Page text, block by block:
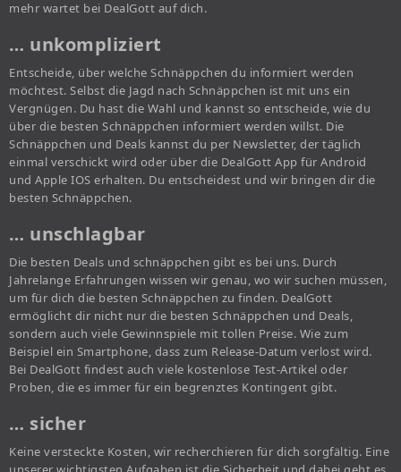
mehr wartet bei DealGott auf dich.
… unkompliziert
Entscheide, über welche Schnäppchen du informiert werden
möchtest. Selbst die Jagd nach Schnäppchen ist mit uns ein
Vergnügen. Du hast die Wahl und kannst so entscheide, wie du
über die besten Schnäppchen informiert werden willst. Die
Schnäppchen und Deals kannst du per Newsletter, der täglich
einmal verschickt wird oder über die DealGott App für Android
und Apple IOS erhalten. Du entscheidest und wir bringen dir die
besten Schnäppchen.
… unschlagbar
Die besten Deals und schnäppchen gibt es bei uns. Durch
Jahrelange Erfahrungen wissen wir genau, wo wir suchen müssen,
um für dich die besten Schnäppchen zu finden. DealGott
ermöglicht dir nicht nur die besten Schnäppchen und Deals,
sondern auch viele Gewinnspiele mit tollen Preise. Wie zum
Beispiel ein Smartphone, dass zum Release-Datum verlost wird.
Bei DealGott findest auch viele kostenlose Test-Artikel oder
Proben, die es immer für ein begrenztes Kontingent gibt.
… sicher
Keine versteckte Kosten, wir recherchieren für dich sorgfältig. Eine